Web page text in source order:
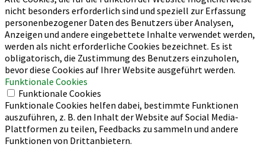
nicht besonders erforderlich sind und speziell zur Erfassung
personenbezogener Daten des Benutzers über Analysen,
Anzeigen und andere eingebettete Inhalte verwendet werden,
werden als nicht erforderliche Cookies bezeichnet. Es ist
obligatorisch, die Zustimmung des Benutzers einzuholen,
bevor diese Cookies auf Ihrer Website ausgeführt werden.
Funktionale Cookies
Funktionale Cookies
Funktionale Cookies helfen dabei, bestimmte Funktionen
auszuführen, z. B. den Inhalt der Website auf Social Media-
Plattformen zu teilen, Feedbacks zu sammeln und andere
Funktionen von Drittanbietern.